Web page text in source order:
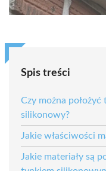
Spis treści
Czy można
silikonowy?
Jakie właściwości
Jakie materiały są